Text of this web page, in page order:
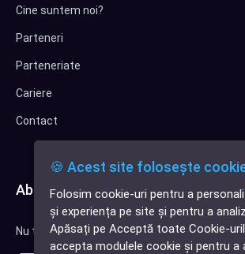
Cauți o
Cine suntem noi?
Parteneri
Parteneriate
Cariere
Contact
Abonează-te la newsletter
Nu trimitem spam, deci nu îți face griji.
🍪 Acest site folosește
Folosim cookie-uri pentru a
și experiența pe site și pentru a
Apăsați pe Acceptă toate Cookie-
accepta modulele cookie și pentru a